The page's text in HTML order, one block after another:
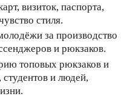
визиток, паспорта,
стиля.
за производство
и рюкзаков.
топовых рюкзаков и
и людей,